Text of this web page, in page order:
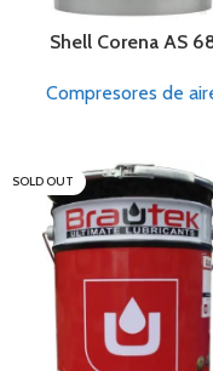
Shell Corena AS
Compresores de
SOLD OUT